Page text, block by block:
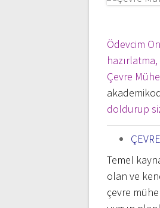
Ödevcim
Çevre
doldurup
Temel
olan ve
çevre